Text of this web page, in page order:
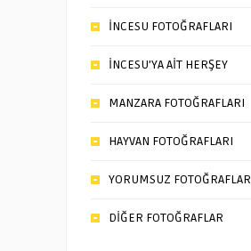
İNCESU FOTOĞRAFLARI
İNCESU’YA AİT HERŞEY
MANZARA FOTOĞRAFLARI
HAYVAN FOTOĞRAFLARI
YORUMSUZ FOTOĞRAFLAR
DİĞER FOTOĞRAFLAR